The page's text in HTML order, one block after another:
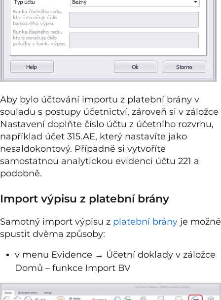
Aby bylo účtování importu z platební brány v
souladu s postupy účetnictví, zároveň si v záložce
Nastavení doplňte číslo účtu z účetního rozvrhu,
například účet 315.AE, který nastavíte jako
nesaldokontový. Případně si vytvoříte
samostatnou analytickou evidenci účtu 221 a
podobně.
Import výpisu z platební brány
Samotný import výpisu z platební brány je možné
spustit dvěma způsoby:
v menu Evidence → Účetní doklady v záložce
Domů – funkce Import BV